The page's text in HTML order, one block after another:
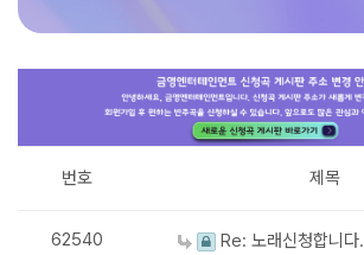
번호 제목
62540 Re: 노래신청합니다.